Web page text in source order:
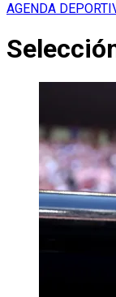
AGENDA